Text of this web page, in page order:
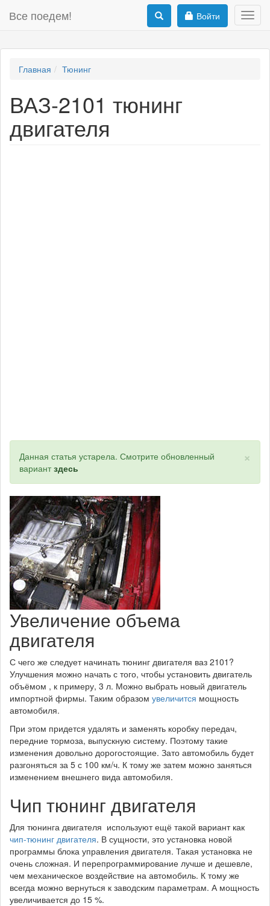
Все поедем! Войти
Главная Тюнинг
ВАЗ-2101 тюнинг
двигателя
×
Статус
Данная статья устарела. Смотрите обновленный
вариантздесь
Увеличение объема
двигателя
С чего же следует начинать тюнинг двигателя ваз 2101?
Улучшения можно начать с того, чтобы установить двигатель
объёмом , к примеру, 3 л. Можно выбрать новый двигатель
импортной фирмы. Таким образом увеличится мощность
автомобиля.
При этом придется удалять и заменять коробку передач,
передние тормоза, выпускную систему. Поэтому такие
изменения довольно дорогостоящие. Зато автомобиль будет
разгоняться за 5 с 100 км/ч. К тому же затем можно заняться
изменением внешнего вида автомобиля.
Чип тюнинг двигателя
Для тюнинга двигателя используют ещё такой вариант как
чип-тюнинг двигателя. В сущности, это установка новой
программы блока управления двигателя. Такая установка не
очень сложная. И перепрограммирование лучше и дешевле,
чем механическое воздействие на автомобиль. К тому же
всегда можно вернуться к заводским параметрам. А мощность
увеличивается до 15 %.